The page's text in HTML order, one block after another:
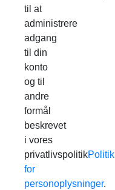
til at
administrere
adgang
til din
konto
og til
andre
formål
beskrevet
i vores
privatlivspolitikPolitik
for
personoplysninger.